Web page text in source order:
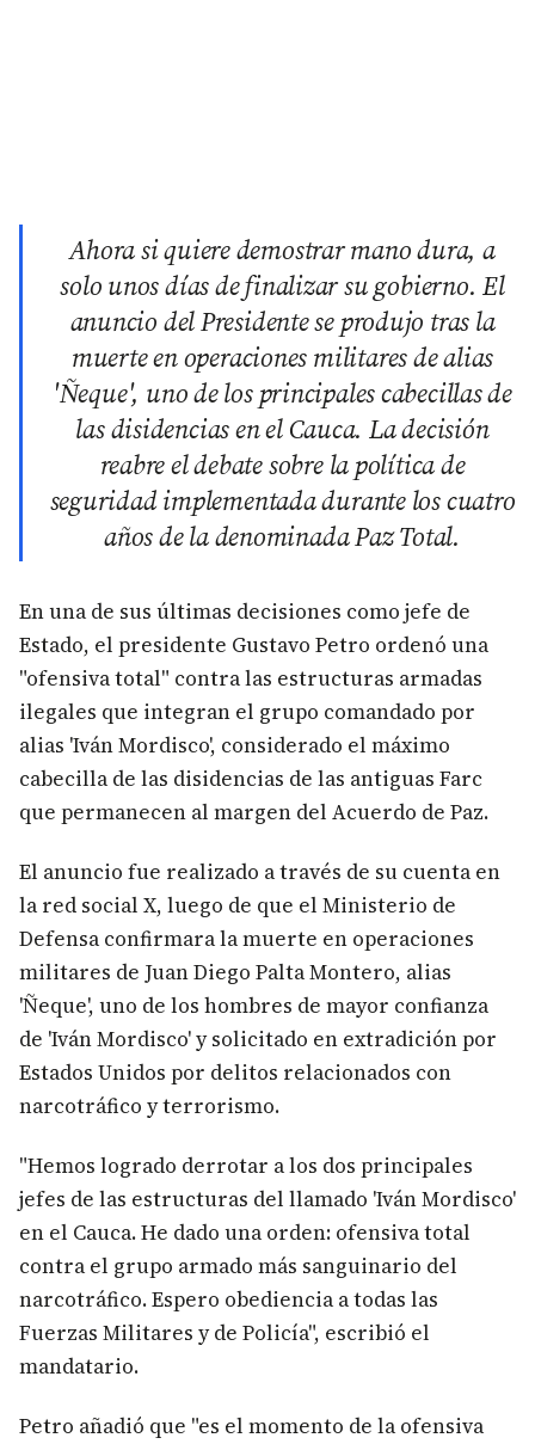
Ahora si quiere demostrar mano dura, a
solo unos días de finalizar su gobierno. El
anuncio del Presidente se produjo tras la
muerte en operaciones militares de alias
'Ñeque', uno de los principales cabecillas de
las disidencias en el Cauca. La decisión
reabre el debate sobre la política de
seguridad implementada durante los cuatro
años de la denominada Paz Total.
En una de sus últimas decisiones como jefe de
Estado, el presidente Gustavo Petro ordenó una
"ofensiva total" contra las estructuras armadas
ilegales que integran el grupo comandado por
alias 'Iván Mordisco', considerado el máximo
cabecilla de las disidencias de las antiguas Farc
que permanecen al margen del Acuerdo de Paz.
El anuncio fue realizado a través de su cuenta en
la red social X, luego de que el Ministerio de
Defensa confirmara la muerte en operaciones
militares de Juan Diego Palta Montero, alias
'Ñeque', uno de los hombres de mayor confianza
de 'Iván Mordisco' y solicitado en extradición por
Estados Unidos por delitos relacionados con
narcotráfico y terrorismo.
"Hemos logrado derrotar a los dos principales
jefes de las estructuras del llamado 'Iván Mordisco'
en el Cauca. He dado una orden: ofensiva total
contra el grupo armado más sanguinario del
narcotráfico. Espero obediencia a todas las
Fuerzas Militares y de Policía", escribió el
mandatario.
Petro añadió que "es el momento de la ofensiva